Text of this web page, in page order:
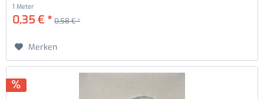
1 Meter
0,35 € * 0,58 € *
Merken